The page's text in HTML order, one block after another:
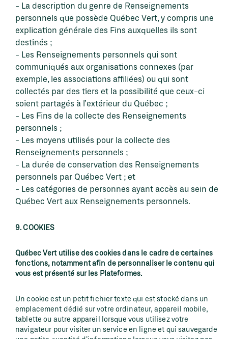
La description du genre de Renseignements
personnels que possède Québec Vert, y compris une
explication générale des Fins auxquelles ils sont
destinés ;
Les Renseignements personnels qui sont
communiqués aux organisations connexes (par
exemple, les associations affiliées) ou qui sont
collectés par des tiers et la possibilité que ceux-ci
soient partagés à l’extérieur du Québec ;
Les Fins de la collecte des Renseignements
personnels ;
Les moyens utilisés pour la collecte des
Renseignements personnels ;
La durée de conservation des Renseignements
personnels par Québec Vert ; et
Les catégories de personnes ayant accès au sein de
Québec Vert aux Renseignements personnels.
9. COOKIES
Québec Vert utilise des cookies dans le cadre de certaines
fonctions, notamment afin de personnaliser le contenu qui
vous est présenté sur les Plateformes.
Un cookie est un petit fichier texte qui est stocké dans un
emplacement dédié sur votre ordinateur, appareil mobile,
tablette ou autre appareil lorsque vous utilisez votre
navigateur pour visiter un service en ligne et qui sauvegarde